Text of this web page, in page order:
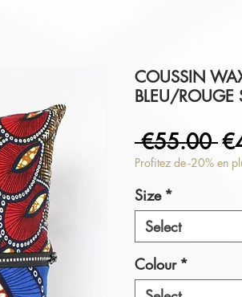
COUSSIN
BLEU/ROUGE
€55.00
Profitez de -20% en
Size *
Select
Colour *